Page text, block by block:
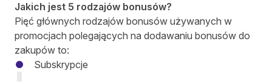
Jakich jest 5 rodzajów bonusów?
Pięć głównych rodzajów bonusów używanych w
promocjach polegających na dodawaniu bonusów do
zakupów to:
Subskrypcje